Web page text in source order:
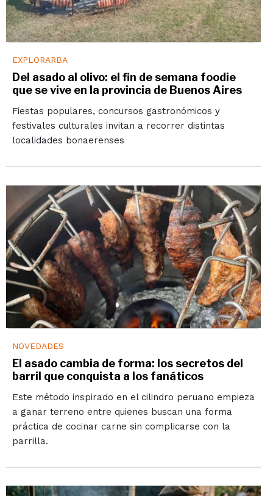
EXPLORARBA
Del asado al olivo: el fin de semana foodie
que se vive en la provincia de Buenos Aires
Fiestas populares, concursos gastronómicos y
festivales culturales invitan a recorrer distintas
localidades bonaerenses
NOVEDADES
El asado cambia de forma: los secretos del
barril que conquista a los fanáticos
Este método inspirado en el cilindro peruano empieza
a ganar terreno entre quienes buscan una forma
práctica de cocinar carne sin complicarse con la
parrilla.